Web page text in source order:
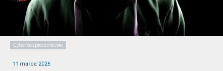
Cyberbezpieczeństwo
11 marca 2026